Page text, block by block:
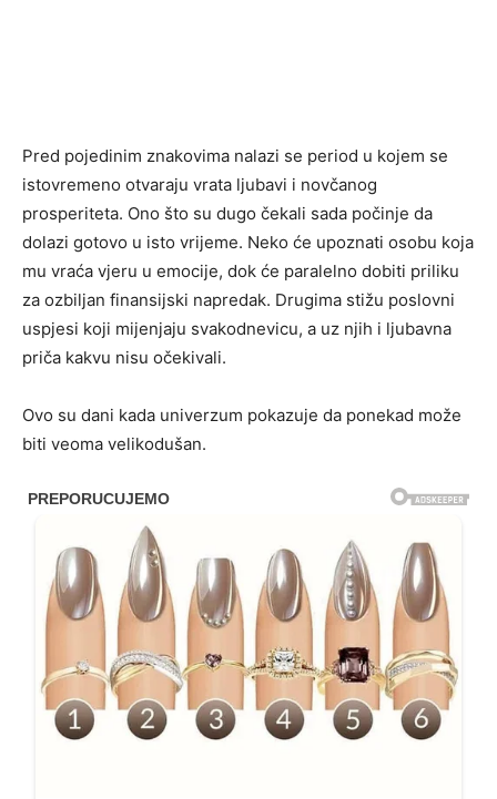
Pred pojedinim znakovima nalazi se period u kojem se
istovremeno otvaraju vrata ljubavi i novčanog
prosperiteta. Ono što su dugo čekali sada počinje da
dolazi gotovo u isto vrijeme. Neko će upoznati osobu koja
mu vraća vjeru u emocije, dok će paralelno dobiti priliku
za ozbiljan finansijski napredak. Drugima stižu poslovni
uspjesi koji mijenjaju svakodnevicu, a uz njih i ljubavna
priča kakvu nisu očekivali.
Ovo su dani kada univerzum pokazuje da ponekad može
biti veoma velikodušan.